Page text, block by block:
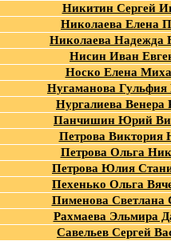
Никитин Сергей
Николаева Елена
Николаева Надежда
Нисин Иван
Носко Елена
Нугаманова Гульфия
Нургалиева Венера
Панчишин Юрий
Петрова Виктория
Петрова Ольга
Петрова Юлия
Пехенько Ольга
Пименова Светлана
Рахмаева Эльмира
Савельев Сергей